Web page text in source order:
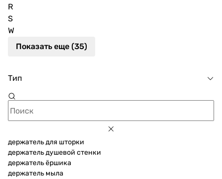
R
S
W
Показать еще (35)
Тип
держатель для шторки
держатель душевой стенки
держатель ёршика
держатель мыла